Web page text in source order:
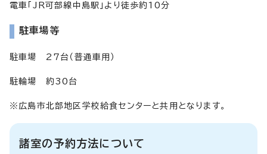
電車「JR可部線中島駅」より徒歩約10分
駐車場等
駐車場 27台（普通車用）
駐輪場 約30台
※広島市北部地区学校給食センターと共用となります。
諸室の予約方法について